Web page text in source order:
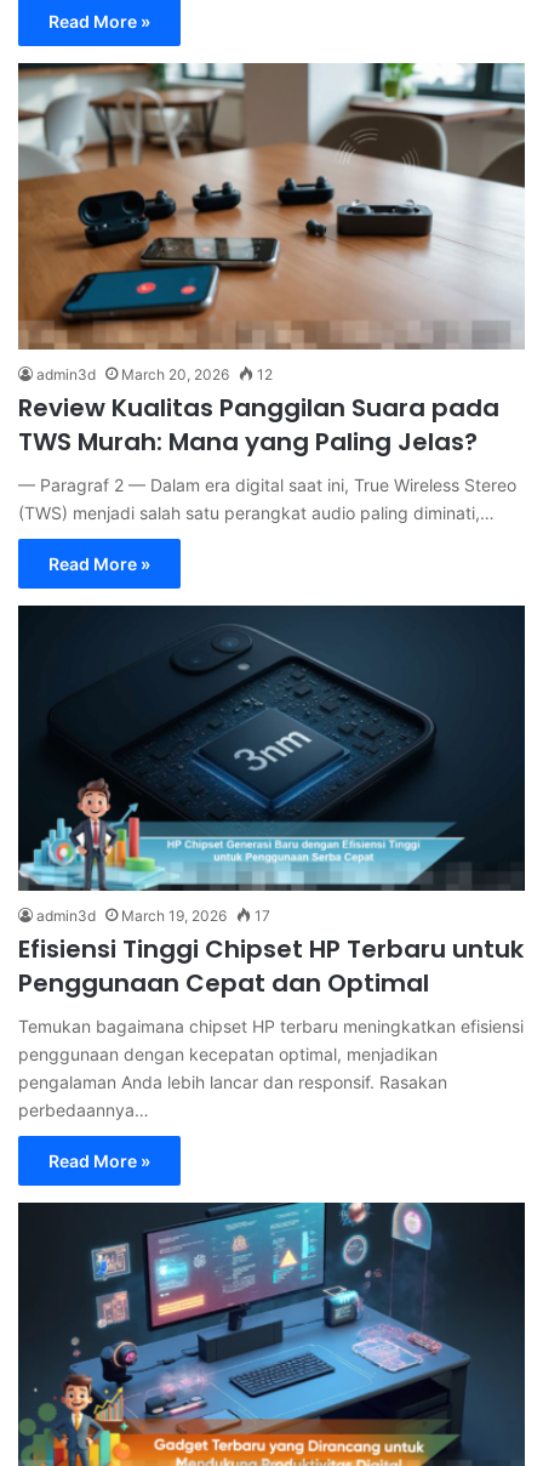
Read More »
admin3d March 20, 2026 12
Review Kualitas Panggilan Suara pada
TWS Murah: Mana yang Paling Jelas?
— Paragraf 2 — Dalam era digital saat ini, True Wireless Stereo
(TWS) menjadi salah satu perangkat audio paling diminati,…
Read More »
admin3d March 19, 2026 17
Efisiensi Tinggi Chipset HP Terbaru untuk
Penggunaan Cepat dan Optimal
Temukan bagaimana chipset HP terbaru meningkatkan efisiensi
penggunaan dengan kecepatan optimal, menjadikan
pengalaman Anda lebih lancar dan responsif. Rasakan
perbedaannya…
Read More »